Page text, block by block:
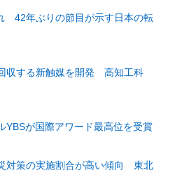
42年ぶりの節目が示す日本の転
収する新触媒を開発 高知工科
YBSが国際アワード最高位を受賞
対策の実施割合が高い傾向 東北